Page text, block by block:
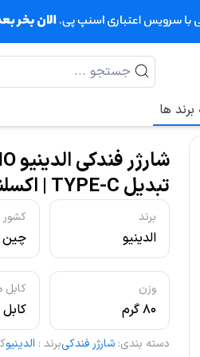
ها
تبدیل TYPE-C | اکسلنت کالا
برند
الدینیو
کشور
چین
وزن
۸۰ گرم
کابل
دسته بندی: شارژر فندکیبرند : الدینیو